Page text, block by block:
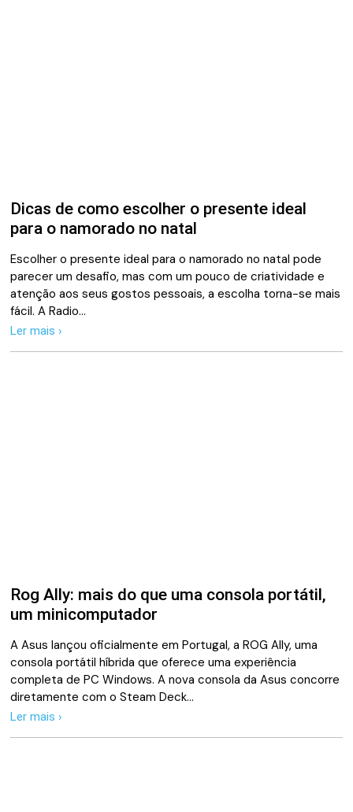
Dicas de como escolher o presente ideal
para o namorado no natal
Escolher o presente ideal para o namorado no natal pode
parecer um desafio, mas com um pouco de criatividade e
atenção aos seus gostos pessoais, a escolha torna-se mais
fácil. A Radio…
Ler mais ›
Rog Ally: mais do que uma consola portátil,
um minicomputador
A Asus lançou oficialmente em Portugal, a ROG Ally, uma
consola portátil híbrida que oferece uma experiência
completa de PC Windows. A nova consola da Asus concorre
diretamente com o Steam Deck…
Ler mais ›